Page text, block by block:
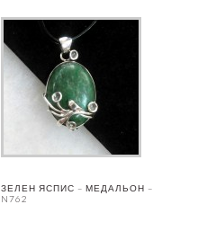
ЗЕЛЕН ЯСПИС – МЕДАЛЬОН –
N762